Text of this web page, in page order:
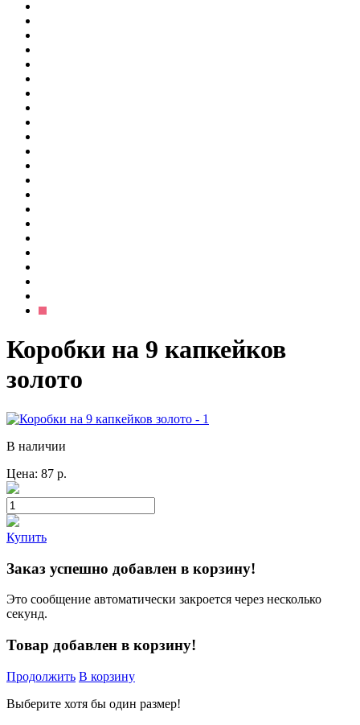
Коробки на 9 капкейков
золото
В наличии
Цена: 87 р.
Купить
Заказ успешно добавлен в корзину!
Это сообщение автоматически закроется через несколько
секунд.
Товар добавлен в корзину!
Продолжить В корзину
Выберите хотя бы один размер!